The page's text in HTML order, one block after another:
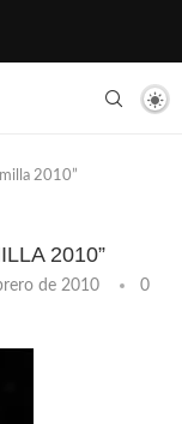
2010”
2010”
de 2010
0